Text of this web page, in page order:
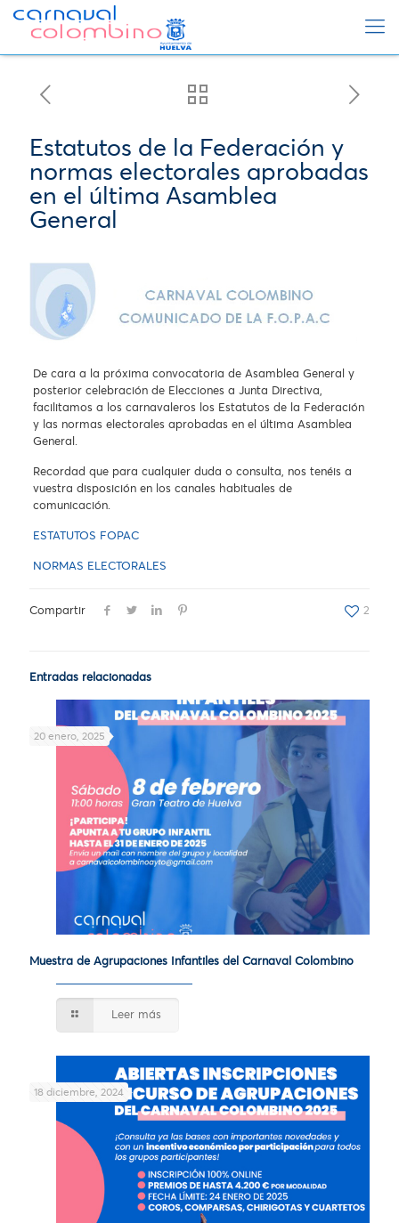
Estatutos de la Federación y
normas electorales aprobadas
en el última Asamblea
General
De cara a la próxima convocatoria de Asamblea General y
posterior celebración de Elecciones a Junta Directiva,
facilitamos a los carnavaleros los Estatutos de la Federación
y las normas electorales aprobadas en el última Asamblea
General.
Recordad que para cualquier duda o consulta, nos tenéis a
vuestra disposición en los canales habituales de
comunicación.
ESTATUTOS FOPAC
NORMAS ELECTORALES
Compartir 2
Entradas relacionadas
20 enero, 2025
Muestra de Agrupaciones Infantiles del Carnaval Colombino
Leer más
18 diciembre, 2024